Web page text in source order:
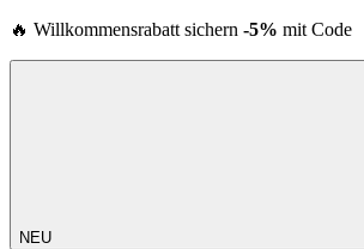
🔥 Willkommensrabatt sichern -5% mit Code
NEU